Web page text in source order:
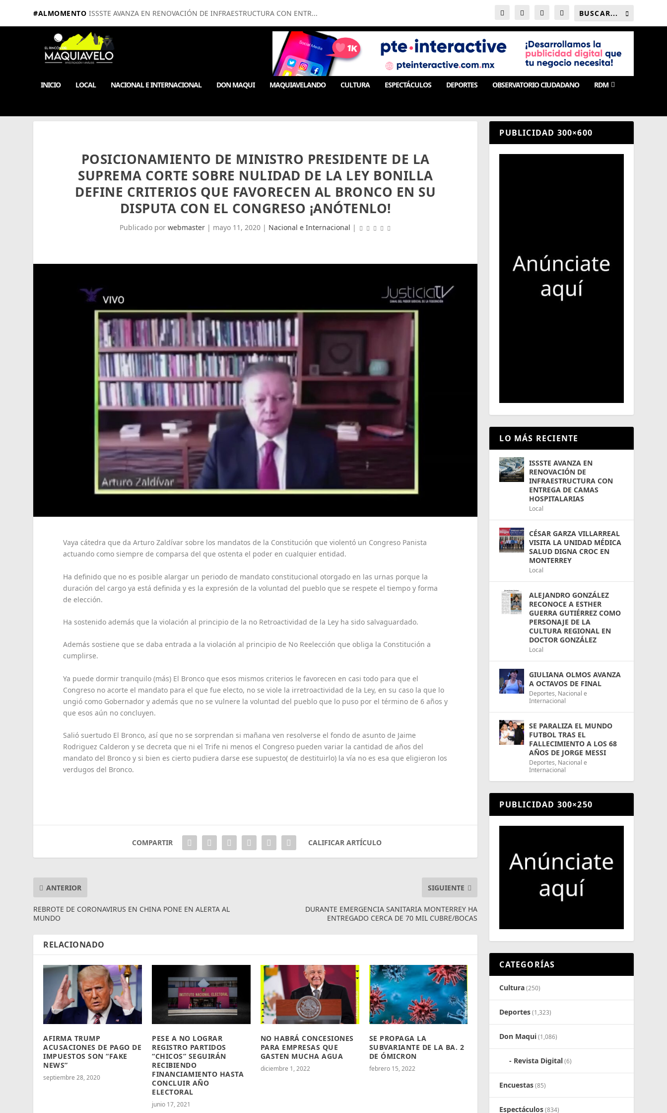
#ALMOMENTO ISSSTE AVANZA EN RENOVACIÓN DE INFRAESTRUCTURA CON ENTR...
INICIO LOCAL NACIONAL E INTERNACIONAL DON MAQUI MAQUIAVELANDO CULTURA ESPECTÁCULOS DEPORTES OBSERVATORIO CIUDADANO RDM
POSICIONAMIENTO DE MINISTRO PRESIDENTE DE LA
SUPREMA CORTE SOBRE NULIDAD DE LA LEY BONILLA
DEFINE CRITERIOS QUE FAVORECEN AL BRONCO EN SU
DISPUTA CON EL CONGRESO ¡ANÓTENLO!
Publicado porwebmaster | mayo 11, 2020 | Nacional e Internacional |
Vaya cátedra que da Arturo Zaldívar sobre los mandatos de la Constitución que violentó un Congreso Panista
actuando como siempre de comparsa del que ostenta el poder en cualquier entidad.
Ha definido que no es posible alargar un periodo de mandato constitucional otorgado en las urnas porque la
duración del cargo ya está definida y es la expresión de la voluntad del pueblo que se respete el tiempo y forma
de elección.
Ha sostenido además que la violación al principio de la no Retroactividad de la Ley ha sido salvaguardado.
Además sostiene que se daba entrada a la violación al principio de No Reelección que obliga la Constitución a
cumplirse.
Ya puede dormir tranquilo (más) El Bronco que esos mismos criterios le favorecen en casi todo para que el
Congreso no acorte el mandato para el que fue electo, no se viole la irretroactividad de la Ley, en su caso la que lo
ungió como Gobernador y además que no se vulnere la voluntad del pueblo que lo puso por el término de 6 años y
que esos aún no concluyen.
Salió suertudo El Bronco, así que no se sorprendan si mañana ven resolverse el fondo de asunto de Jaime
Rodriguez Calderon y se decreta que ni el Trife ni menos el Congreso pueden variar la cantidad de años del
mandato del Bronco y si bien es cierto pudiera darse ese supuesto( de destituirlo) la vía no es esa que eligieron los
verdugos del Bronco.
COMPARTIR CALIFICAR ARTÍCULO
ANTERIOR
REBROTE DE CORONAVIRUS EN CHINA PONE EN ALERTA AL
MUNDO
SIGUIENTE
DURANTE EMERGENCIA SANITARIA MONTERREY HA
ENTREGADO CERCA DE 70 MIL CUBRE/BOCAS
RELACIONADO
AFIRMA TRUMP
ACUSACIONES DE PAGO DE
IMPUESTOS SON “FAKE
NEWS”
septiembre 28, 2020
PESE A NO LOGRAR
REGISTRO PARTIDOS
“CHICOS” SEGUIRÁN
RECIBIENDO
FINANCIAMIENTO HASTA
CONCLUIR AÑO
ELECTORAL
junio 17, 2021
NO HABRÁ CONCESIONES
PARA EMPRESAS QUE
GASTEN MUCHA AGUA
diciembre 1, 2022
SE PROPAGA LA
SUBVARIANTE DE LA BA. 2
DE ÓMICRON
febrero 15, 2022
PUBLICIDAD 300×600
LO MÁS RECIENTE
ISSSTE AVANZA EN
RENOVACIÓN DE
INFRAESTRUCTURA CON
ENTREGA DE CAMAS
HOSPITALARIAS
Local
CÉSAR GARZA VILLARREAL
VISITA LA UNIDAD MÉDICA
SALUD DIGNA CROC EN
MONTERREY
Local
ALEJANDRO GONZÁLEZ
RECONOCE A ESTHER
GUERRA GUTIÉRREZ COMO
PERSONAJE DE LA
CULTURA REGIONAL EN
DOCTOR GONZÁLEZ
Local
GIULIANA OLMOS AVANZA
A OCTAVOS DE FINAL
Deportes, Nacional e
Internacional
SE PARALIZA EL MUNDO
FUTBOL TRAS EL
FALLECIMIENTO A LOS 68
AÑOS DE JORGE MESSI
Deportes, Nacional e
Internacional
PUBLICIDAD 300×250
CATEGORÍAS
Cultura(250)
Deportes(1,323)
Don Maqui(1,086)
Revista Digital(6)
Encuestas(85)
Espectáculos(834)